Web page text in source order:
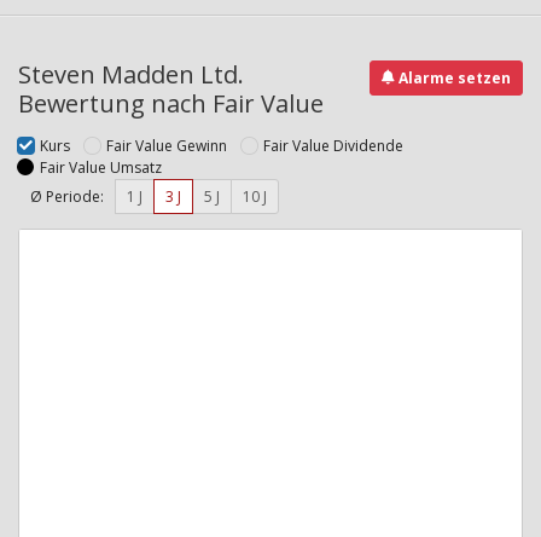
Steven Madden Ltd.
Bewertung nach Fair Value
Alarme setzen
Kurs Fair Value Gewinn
Fair Value Dividende
Fair Value Umsatz
Ø Periode:
1 J 3 J 5 J 10 J